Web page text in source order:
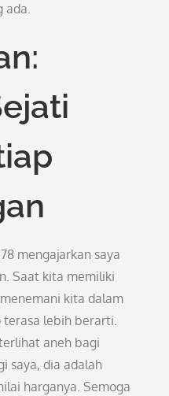
ada.
mengajarkan saya
Saat kita memiliki
kita dalam
terasa lebih berarti.
aneh bagi
saya, dia adalah
harganya. Semoga